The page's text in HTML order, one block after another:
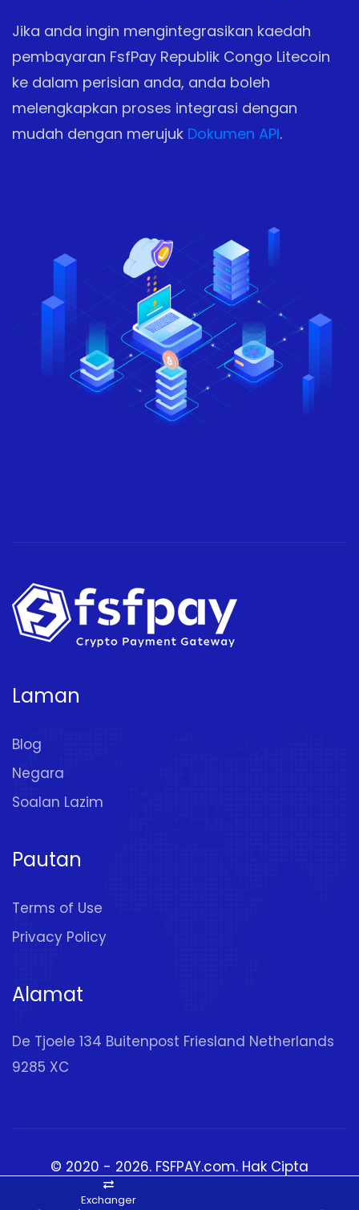
Jika anda ingin mengintegrasikan kaedah
pembayaran FsfPay Republik Congo Litecoin
ke dalam perisian anda, anda boleh
melengkapkan proses integrasi dengan
mudah dengan merujuk Dokumen API.
Laman
Blog
Negara
Soalan Lazim
Pautan
Terms of Use
Privacy Policy
Alamat
De Tjoele 134 Buitenpost Friesland Netherlands
9285 XC
© 2020 - 2026. FSFPAY.com. Hak Cipta
Exchanger